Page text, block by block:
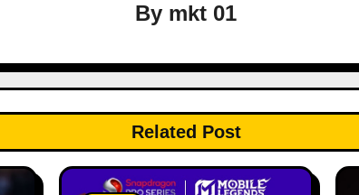
By mkt 01
Related Post